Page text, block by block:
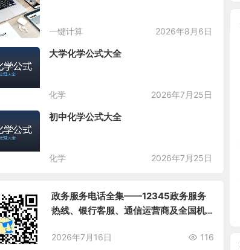
一键计算 2026年8月6日
大学化学公式大全
化学 2026年7月25日
初中化学公式大全
化学 2026年7月25日
政务服务电话全集——12345政务服务
热线、银行客服、通信运营商及全国机场
2026年7月16日 116